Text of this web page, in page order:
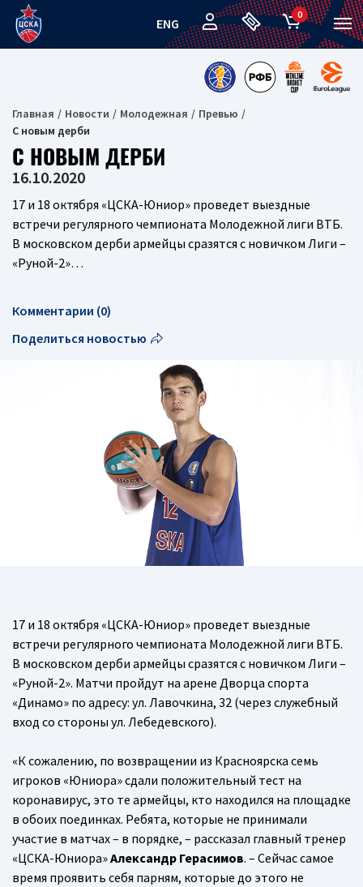
ENG
0
Главная Новости Молодежная
Превью
С новым дерби
С НОВЫМ ДЕРБИ
16.10.2020
17 и 18 октября «ЦСКА-Юниор» проведет выездные
встречи регулярного чемпионата Молодежной лиги ВТБ.
В московском дерби армейцы сразятся с новичком Лиги –
«Руной-2»…
Комментарии (0)
Поделиться новостью
17 и 18 октября «ЦСКА-Юниор» проведет выездные
встречи регулярного чемпионата Молодежной лиги ВТБ.
В московском дерби армейцы сразятся с новичком Лиги –
«Руной-2». Матчи пройдут на арене Дворца спорта
«Динамо» по адресу: ул. Лавочкина, 32 (через служебный
вход со стороны ул. Лебедевского).
«К сожалению, по возвращении из Красноярска семь
игроков «Юниора» сдали положительный тест на
коронавирус, это те армейцы, кто находился на площадке
в обоих поединках. Ребята, которые не принимали
участие в матчах – в порядке, – рассказал главный тренер
«ЦСКА-Юниора»Александр Герасимов. – Сейчас самое
время проявить себя парням, которые до этого не